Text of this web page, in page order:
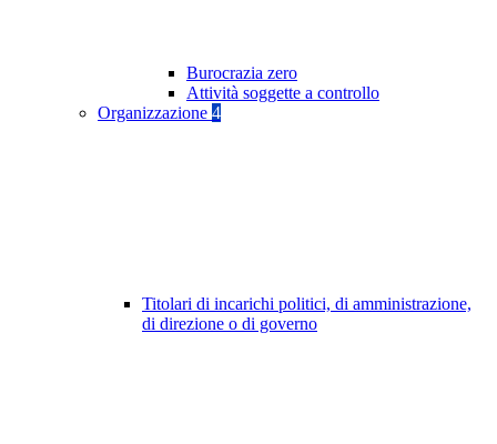
Burocrazia zero
Attività soggette a controllo
Organizzazione 4
Titolari di incarichi politici, di amministrazione,
di direzione o di governo